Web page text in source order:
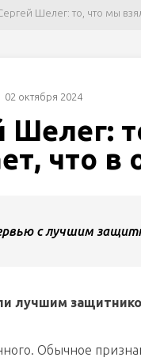
Шелег: то, что мы
02 октября 2024
Шелег:
что
с лучшим
лучшим
Обычное